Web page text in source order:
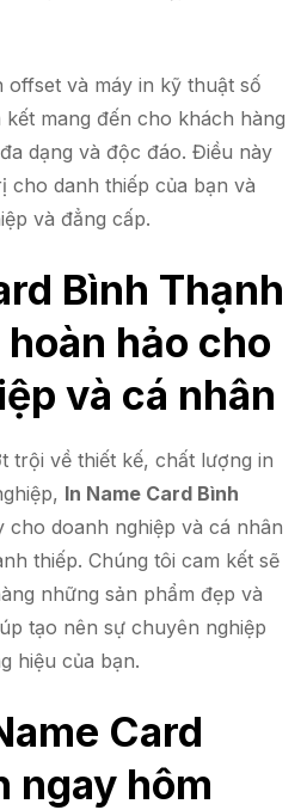
offset và máy in kỹ thuật số
mang đến cho khách hàng
dạng và độc đáo. Điều này
cho danh thiếp của bạn và
và đẳng cấp.
Bình Thạnh
hảo cho
và cá nhân
trội về thiết kế, chất lượng in
In Name Card Bình
cho doanh nghiệp và cá nhân
thiếp. Chúng tôi cam kết sẽ
những sản phẩm đẹp và
tạo nên sự chuyên nghiệp
hiệu của bạn.
Card
ngay hôm